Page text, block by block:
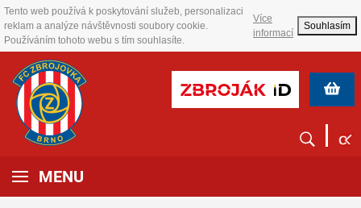
Tento web používá k poskytování služeb, personalizaci
reklam a analýze návštěvnosti soubory cookie.
Používáním tohoto webu s tím souhlasíte.
Více
informací
Souhlasím
MENU